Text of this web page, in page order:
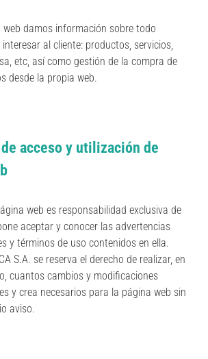
web damos información sobre todo
al cliente: productos, servicios,
etc, así como gestión de la compra de
desde la propia web.
acceso y utilización de
web es responsabilidad exclusiva de
aceptar y conocer las advertencias
y términos de uso contenidos en ella.
S.A. se reserva el derecho de realizar, en
cuantos cambios y modificaciones
y crea necesarios para la página web sin
aviso.